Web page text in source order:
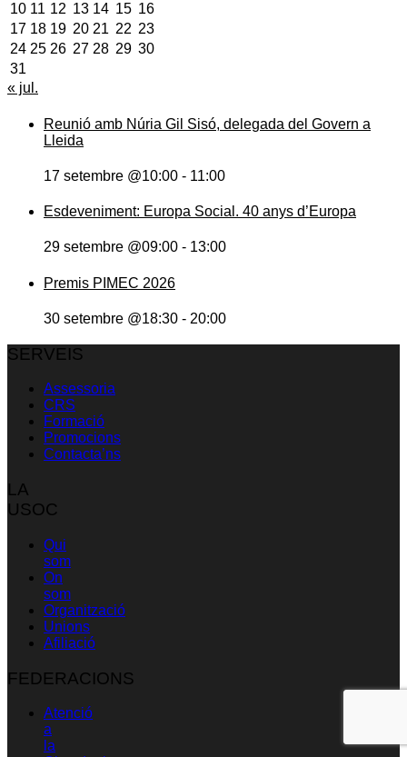
10 11 12 13 14 15 16
17 18 19 20 21 22 23
24 25 26 27 28 29 30
31
« jul.
Reunió amb Núria Gil Sisó, delegada del Govern a
Lleida
17 setembre @10:00 - 11:00
Esdeveniment: Europa Social. 40 anys d’Europa
29 setembre @09:00 - 13:00
Premis PIMEC 2026
30 setembre @18:30 - 20:00
SERVEIS
Assessoria
CRS
Formació
Promocions
Contacta’ns
LA
USOC
Qui
som
On
som
Organització
Unions
Afiliació
FEDERACIONS
Atenció
a
la